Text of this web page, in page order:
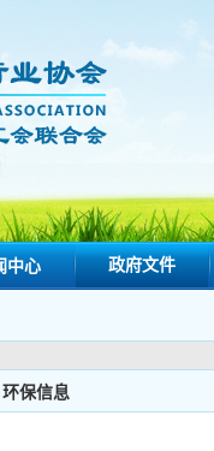
中心 政府文件
环保信息